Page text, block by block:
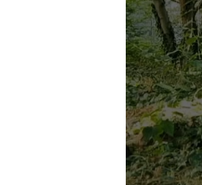
Исследуй
Плейлисты